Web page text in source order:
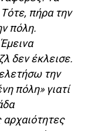
πήρα την
πόλη.
δεν έκλεισε.
την
πόλη» γιατί